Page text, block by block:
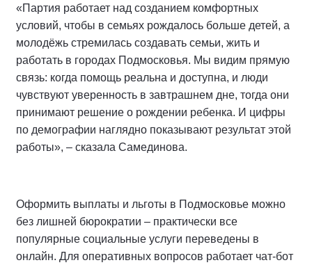
«Партия работает над созданием комфортных
условий, чтобы в семьях рождалось больше детей, а
молодёжь стремилась создавать семьи, жить и
работать в городах Подмосковья. Мы видим прямую
связь: когда помощь реальна и доступна, и люди
чувствуют уверенность в завтрашнем дне, тогда они
принимают решение о рождении ребенка. И цифры
по демографии наглядно показывают результат этой
работы», – сказала Самединова.
Оформить выплаты и льготы в Подмосковье можно
без лишней бюрократии – практически все
популярные социальные услуги переведены в
онлайн. Для оперативных вопросов работает чат-бот